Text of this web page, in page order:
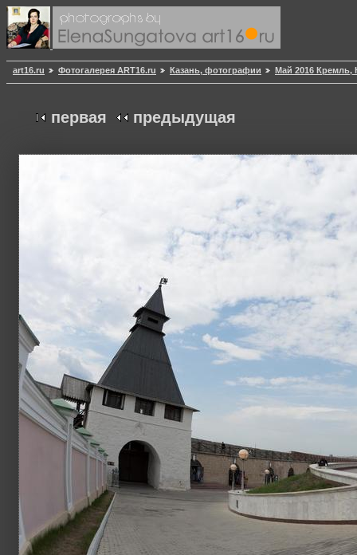
art16.ru Фотогалерея ART16.ru Казань, фотографии Май 2016 Кремль,
первая предыдущая